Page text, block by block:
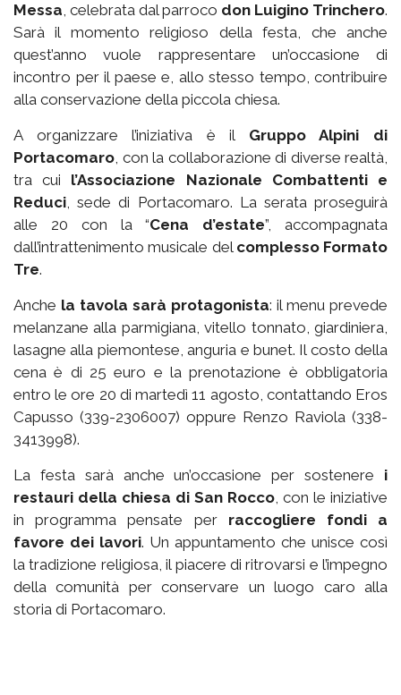
Messa, celebrata dal parroco don Luigino Trinchero.
Sarà il momento religioso della festa, che anche
quest’anno vuole rappresentare un’occasione di
incontro per il paese e, allo stesso tempo, contribuire
alla conservazione della piccola chiesa.
A organizzare l’iniziativa è il Gruppo Alpini di
Portacomaro, con la collaborazione di diverse realtà,
tra cui l’Associazione Nazionale Combattenti e
Reduci, sede di Portacomaro. La serata proseguirà
alle 20 con la “Cena d’estate”, accompagnata
dall’intrattenimento musicale del complesso Formato
Tre.
Anche la tavola sarà protagonista: il menu prevede
melanzane alla parmigiana, vitello tonnato, giardiniera,
lasagne alla piemontese, anguria e bunet. Il costo della
cena è di 25 euro e la prenotazione è obbligatoria
entro le ore 20 di martedì 11 agosto, contattando Eros
Capusso (339-2306007) oppure Renzo Raviola (338-
3413998).
La festa sarà anche un’occasione per sostenere i
restauri della chiesa di San Rocco, con le iniziative
in programma pensate per raccogliere fondi a
favore dei lavori. Un appuntamento che unisce così
la tradizione religiosa, il piacere di ritrovarsi e l’impegno
della comunità per conservare un luogo caro alla
storia di Portacomaro.